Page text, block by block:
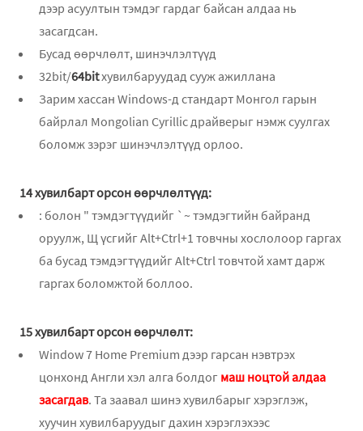
дээр асуултын тэмдэг гардаг байсан алдаа нь
засагдсан.
Бусад өөрчлөлт, шинэчлэлтүүд
32bit/64bitхувилбаруудад сууж ажиллана
Зарим хассан Windows-д стандарт Монгол гарын
байрлал Mongolian Cyrillic драйверыг нэмж суулгах
боломж зэрэг шинэчлэлтүүд орлоо.
14 хувилбарт орсон өөрчлөлтүүд:
: болон " тэмдэгтүүдийг `~ тэмдэгтийн байранд
оруулж, Щ үсгийг Alt+Ctrl+1 товчны хослолоор гаргах
ба бусад тэмдэгтүүдийг Alt+Ctrl товчтой хамт дарж
гаргах боломжтой боллоо.
15 хувилбарт орсон өөрчлөлт:
Window 7 Home Premium дээр гарсан нэвтрэх
цонхонд Англи хэл алга болдог маш ноцтой алдаа
засагдав. Та заавал шинэ хувилбарыг хэрэглэж,
хуучин хувилбаруудыг дахин хэрэглэхээс